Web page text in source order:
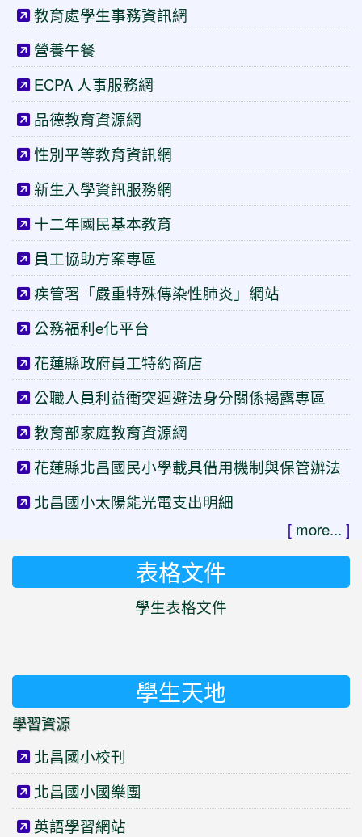
教育處學生事務資訊網
營養午餐
ECPA 人事服務網
品德教育資源網
性別平等教育資訊網
新生入學資訊服務網
十二年國民基本教育
員工協助方案專區
疾管署「嚴重特殊傳染性肺炎」網站
公務福利e化平台
花蓮縣政府員工特約商店
公職人員利益衝突迴避法身分關係揭露專區
教育部家庭教育資源網
花蓮縣北昌國民小學載具借用機制與保管辦法
北昌國小太陽能光電支出明細
[ more... ]
表格文件
學生表格文件
學生天地
學習資源
北昌國小校刊
北昌國小國樂團
英語學習網站